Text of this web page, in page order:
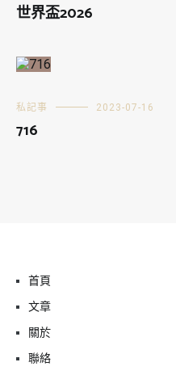
世界盃2026
私記事 2023-07-16
716
首頁
文章
關於
聯絡